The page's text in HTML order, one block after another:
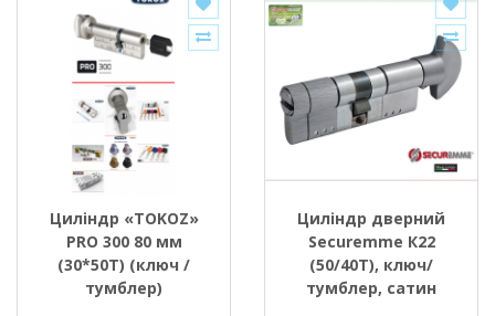
Циліндр «TOKOZ»
PRO 300 80 мм
(30*50T) (ключ /
тумблер)
Циліндр дверний
Securemme К22
(50/40Т), ключ/
тумблер, сатин